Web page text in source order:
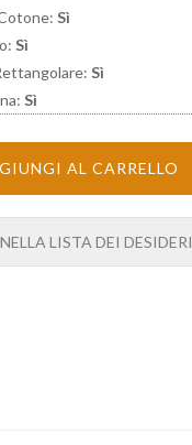
Sì
Sì
Sì
Sì
AL CARRELLO
NELLA LISTA DEI DESIDERI